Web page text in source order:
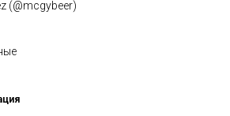
(@mcgybeer)